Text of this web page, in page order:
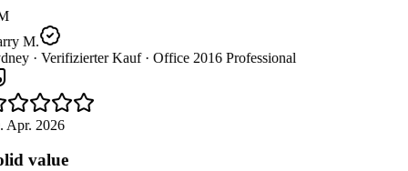
M.
· Verifizierter Kauf · Office 2016 Professional
Apr. 2026
value